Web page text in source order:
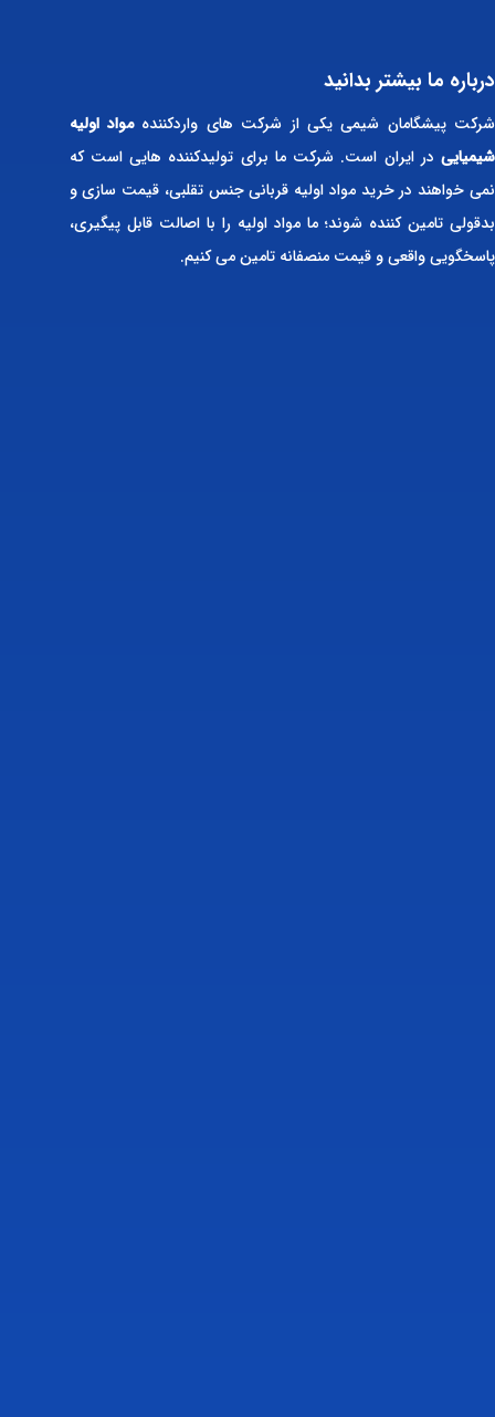
درباره ما بیشتر بدانید
شرکت پیشگامان شیمی یکی از شرکت های واردکنندهمواد اولیه
شیمیایی در ایران است. شرکت ما برای تولیدکننده هایی است که
نمی خواهند در خرید مواد اولیه قربانی جنس تقلبی، قیمت سازی و
بدقولی تامین کننده شوند؛ ما مواد اولیه را با اصالت قابل پیگیری،
پاسخگویی واقعی و قیمت منصفانه تامین می کنیم.